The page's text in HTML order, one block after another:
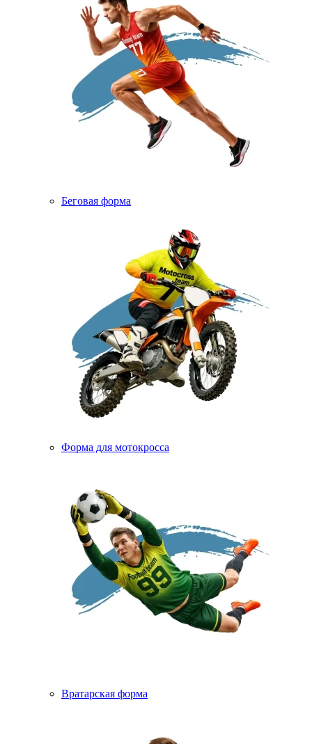
Беговая форма
Форма для мотокросса
Вратарская форма